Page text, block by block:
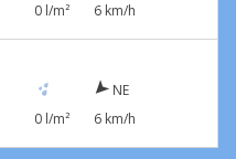
0 l/m²
6 km/h
0 l/m²
NE
6 km/h